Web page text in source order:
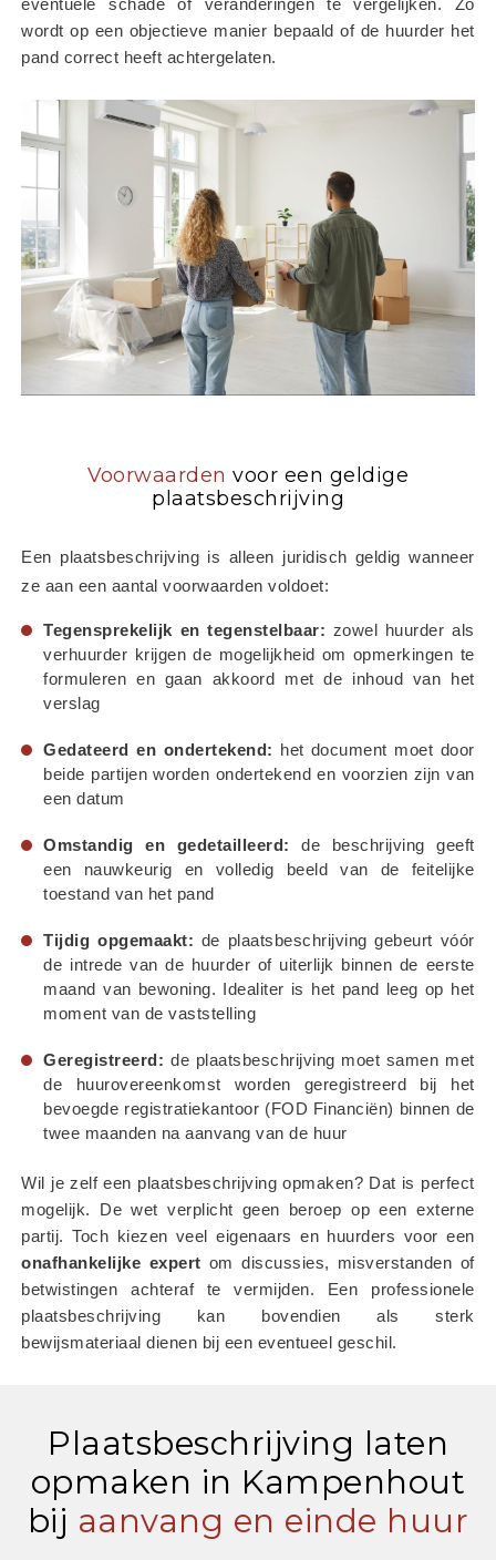
eventuele schade of veranderingen te vergelijken. Zo
wordt op een objectieve manier bepaald of de huurder het
pand correct heeft achtergelaten.
Voorwaarden voor een geldige
plaatsbeschrijving
Een plaatsbeschrijving is alleen juridisch geldig wanneer
ze aan een aantal voorwaarden voldoet:
Tegensprekelijk en tegenstelbaar: zowel huurder als
verhuurder krijgen de mogelijkheid om opmerkingen te
formuleren en gaan akkoord met de inhoud van het
verslag
Gedateerd en ondertekend:
het document moet door
beide partijen worden ondertekend en voorzien zijn van
een datum
Omstandig en gedetailleerd:
de beschrijving geeft
een nauwkeurig en volledig beeld van de feitelijke
toestand van het pand
Tijdig opgemaakt: de plaatsbeschrijving gebeurt vóór
de intrede van de huurder of uiterlijk binnen de eerste
maand van bewoning. Idealiter is het pand leeg op het
moment van de vaststelling
Geregistreerd: de plaatsbeschrijving moet samen met
de huurovereenkomst worden geregistreerd bij het
bevoegde registratiekantoor (FOD Financiën) binnen de
twee maanden na aanvang van de huur
Wil je zelf een plaatsbeschrijving opmaken? Dat is perfect
mogelijk. De wet verplicht geen beroep op een externe
onafhankelijke expert om discussies, misverstanden of
betwistingen achteraf te vermijden. Een professionele
plaatsbeschrijving kan bovendien als sterk
bewijsmateriaal dienen bij een eventueel geschil.
Plaatsbeschrijving laten
opmaken in Kampenhout
bij aanvang en einde huur